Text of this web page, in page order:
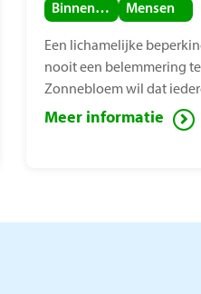
Binnenland Mensen
Een lichamelijke
nooit een belemmering
Zonnebloem wil dat
van het leven kan
mensen met een
Meer informatie